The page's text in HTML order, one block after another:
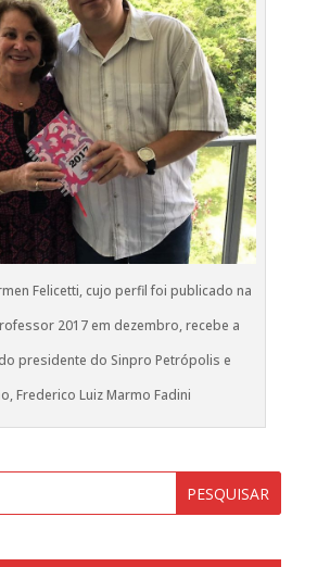
Felicetti, cujo perfil foi publicado na
2017 em dezembro, recebe a
presidente do Sinpro Petrópolis e
Frederico Luiz Marmo Fadini